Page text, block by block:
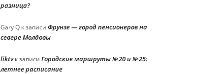
разница?
Gary Q к записи Фрунзе — город пенсионеров на
севере Молдовы
liktvк записи Городские маршруты №20 и №25:
летнее расписание